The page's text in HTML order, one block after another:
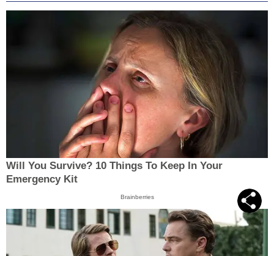
Will You Survive? 10 Things To Keep In Your
Emergency Kit
Brainberries